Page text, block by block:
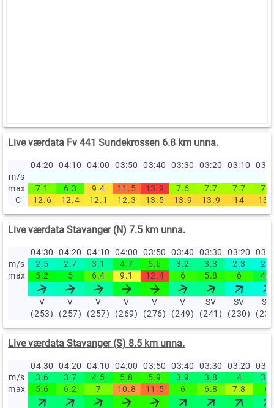
Live værdata Fv 441 Sundekrossen 6.8 km unna.
04:20 04:10 04:00 03:50 03:40 03:30 03:20 03:10
m/s
max
7.1 6.3 9.4 11.5 13.9 7.6 7.7 7.7
7.6
C
12.6 12.4 12.1 12.3 13.5 13.9 13.9 14
Live værdata Stavanger (N) 7.5 km unna.
04:30 04:20 04:10 04:00 03:50 03:40 03:30 03:20
m/s
2.5 2.7 3.1 4.7 5.6 3.2 3.3 2.3
2.2
max
5.2 5 6.4 9.1 12.4 6 5.8 6 4.6
V
(253)
V
(257)
V
(257)
V
(269)
V
(276)
V
(249)
SV
(241)
SV
(230)
SV
Live værdata Stavanger (S) 8.5 km unna.
04:30 04:20 04:10 04:00 03:50 03:40 03:30 03:20
m/s
3.6 3.7 4.5 5.8 5.9 3.9 3.8 4
3.5
max
5.6 6.2 7 10.8 11.5 6 6.8 7.8 6